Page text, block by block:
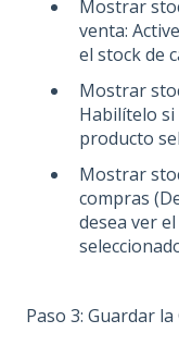
Mostrar
venta:
el stock de
Mostrar
Habilítelo si
producto
Mostrar
compras
desea ver
Paso 3: Guardar